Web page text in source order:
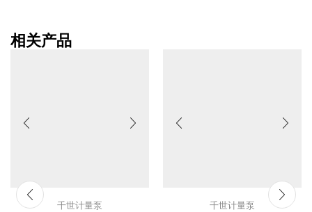
相关产品
千世计量泵 千世计量泵